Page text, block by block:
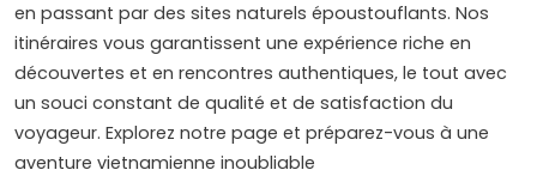
en passant par des sites naturels époustouflants. Nos
itinéraires vous garantissent une expérience riche en
découvertes et en rencontres authentiques, le tout avec
un souci constant de qualité et de satisfaction du
voyageur. Explorez notre page et préparez-vous à une
aventure vietnamienne inoubliable